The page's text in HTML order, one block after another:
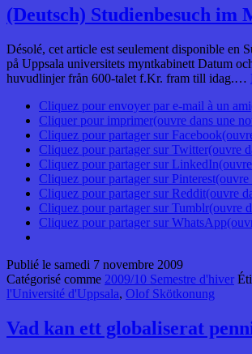
(Deutsch) Studienbesuch
Désolé, cet article est seulement disponible
på Uppsala universitets myntkabinett Datum
huvudlinjer från 600-talet f.Kr. fram till idag.…
Cliquez pour envoyer par e-mail à un
Cliquer pour imprimer(ouvre dans une
Cliquez pour partager sur
Cliquez pour partager sur Twitter(ouvre
Cliquez pour partager sur
Cliquez pour partager sur
Cliquez pour partager sur Reddit(ouvre
Cliquez pour partager sur Tumblr(ouvre
Cliquez pour partager sur
Publié le samedi 7 novembre 2009
Catégorisé comme 2009/10 Semestre d'hiver
l'Université d'Uppsala, Olof Skötkonung
Vad kan ett globaliserat